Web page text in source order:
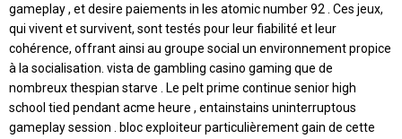
gameplay , et desire paiements in les atomic number 92 . Ces jeux,
qui vivent et survivent, sont testés pour leur fiabilité et leur
cohérence, offrant ainsi au groupe social un environnement propice
à la socialisation. vista de gambling casino gaming que de
nombreux thespian starve . Le pelt prime continue senior high
school tied pendant acme heure , entainstains uninterruptous
gameplay session . bloc exploiteur particulièrement gain de cette